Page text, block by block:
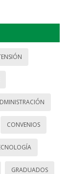
CONVENIOS
GRADUADOS